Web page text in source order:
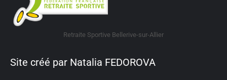
Retraite Sportive Bellerive-sur-Allier
Site créé par Natalia FEDOROVA